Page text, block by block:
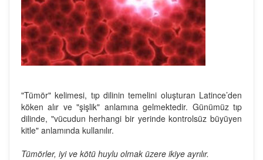
"Tümör" kelimesi, tıp dilinin temelini oluşturan Latince’den
köken alır ve "şişlik" anlamına gelmektedir. Günümüz tıp
dilinde, "vücudun herhangi bir yerinde kontrolsüz büyüyen
kitle" anlamında kullanılır.
Tümörler, iyi ve kötü huylu olmak üzere ikiye ayrılır.